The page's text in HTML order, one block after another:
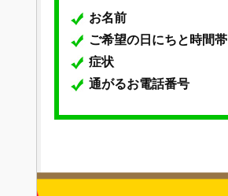
お名前
ご希望の日にちと時間帯
症状
通がるお電話番号